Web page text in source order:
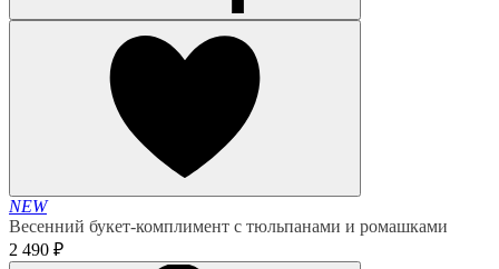
NEW
Весенний букет-комплимент с тюльпанами и ромашками
2 490 ₽